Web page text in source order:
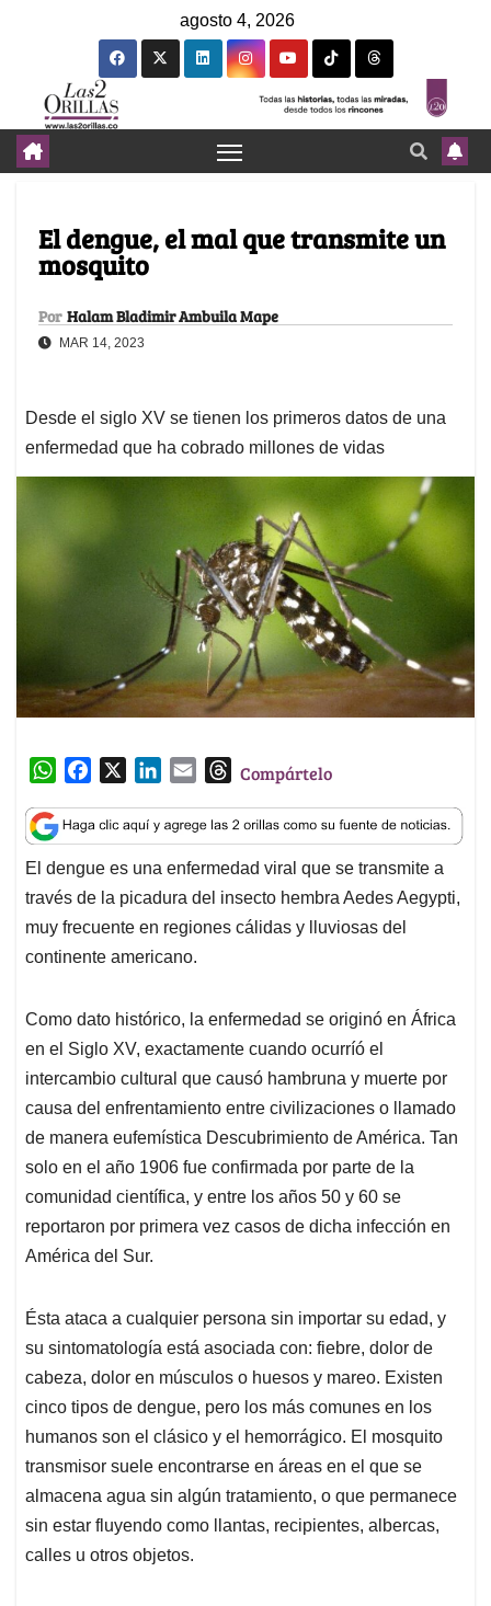
agosto 4, 2026
El dengue, el mal que transmite un
mosquito
Por Halam Bladimir Ambuila Mape
MAR 14, 2023
Desde el siglo XV se tienen los primeros datos de una
enfermedad que ha cobrado millones de vidas
W
a
t
s
A
p
p
c
e
b
o
o
k
n
k
e
d
I
n
a
i
l
T
r
e
a
d
s
Compártelo
El dengue es una enfermedad viral que se transmite a
través de la picadura del insecto hembra Aedes Aegypti,
muy frecuente en regiones cálidas y lluviosas del
continente americano.
Como dato histórico, la enfermedad se originó en África
en el Siglo XV, exactamente cuando ocurríó el
intercambio cultural que causó hambruna y muerte por
causa del enfrentamiento entre civilizaciones o llamado
de manera eufemística Descubrimiento de América. Tan
solo en el año 1906 fue confirmada por parte de la
comunidad científica, y entre los años 50 y 60 se
reportaron por primera vez casos de dicha infección en
América del Sur.
Ésta ataca a cualquier persona sin importar su edad, y
su sintomatología está asociada con: fiebre, dolor de
cabeza, dolor en músculos o huesos y mareo. Existen
cinco tipos de dengue, pero los más comunes en los
humanos son el clásico y el hemorrágico. El mosquito
transmisor suele encontrarse en áreas en el que se
almacena agua sin algún tratamiento, o que permanece
sin estar fluyendo como llantas, recipientes, albercas,
calles u otros objetos.